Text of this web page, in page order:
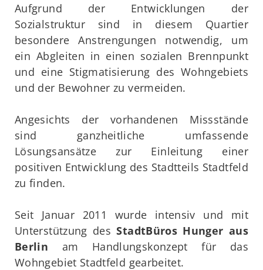
Aufgrund der Entwicklungen der
Sozialstruktur sind in diesem Quartier
besondere Anstrengungen notwendig, um
ein Abgleiten in einen sozialen Brennpunkt
und eine Stigmatisierung des Wohngebiets
und der Bewohner zu vermeiden.
Angesichts der vorhandenen Missstände
sind ganzheitliche umfassende
Lösungsansätze zur Einleitung einer
positiven Entwicklung des Stadtteils Stadtfeld
zu finden.
Seit Januar 2011 wurde intensiv und mit
Unterstützung desStadtBüros Hunger aus
Berlin am Handlungskonzept für das
Wohngebiet Stadtfeld gearbeitet.